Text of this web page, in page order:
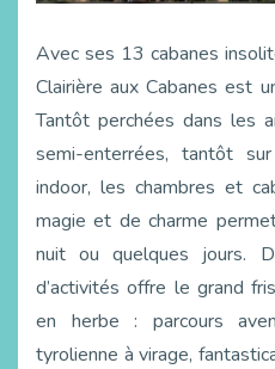
Avec ses 13 cabanes
Clairière aux Cabanes est
Tantôt perchées dans les
semi-enterrées, tantôt
indoor, les chambres et
magie et de charme
nuit ou quelques jours.
d’activités offre le grand
en herbe : parcours
tyrolienne à virage,